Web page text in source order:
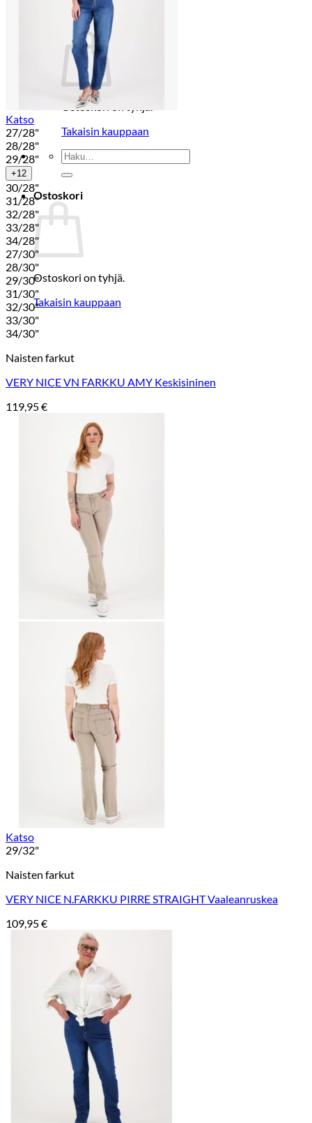
Kirjaudu
Ostoskori on tyhjä.
Takaisin kauppaan
Etsi:
Ostoskori
Ostoskori on tyhjä.
Takaisin kauppaan
Katso
27/28"
28/28"
29/28"
+12
30/28"
31/28"
32/28"
33/28"
34/28"
27/30"
28/30"
29/30"
31/30"
32/30"
33/30"
34/30"
Naisten farkut
VERY NICE VN FARKKU AMY Keskisininen
119,95€
Katso
29/32"
Naisten farkut
VERY NICE N.FARKKU PIRRE STRAIGHT Vaaleanruskea
109,95€